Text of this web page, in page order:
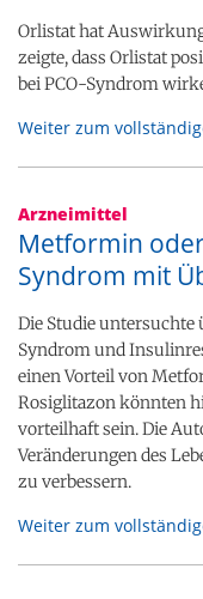
Orlistat hat
zeigte, dass Orlistat
bei PCO-Syndrom
Weiter zum
Arzneimittel
Metformin
Syndrom mit
Die Studie untersuchte
Syndrom und
einen Vorteil von
Rosiglitazon könnten
vorteilhaft sein. Die
Veränderungen des
zu verbessern.
Weiter zum